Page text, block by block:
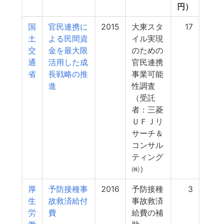
円）
国
土
交
通
省
官民連携に
よる民間資
金を最大限
活用した成
長戦略の推
進
2015
大東スタ
イル実現
のための
官民連携
事業可能
性調査
（受託
者：三菱
ＵＦＪリ
サーチ＆
コンサル
ティング
㈱）
17
厚
生
労
予防接種事
故救済給付
費
2016
予防接種
事故救済
給費の補
3